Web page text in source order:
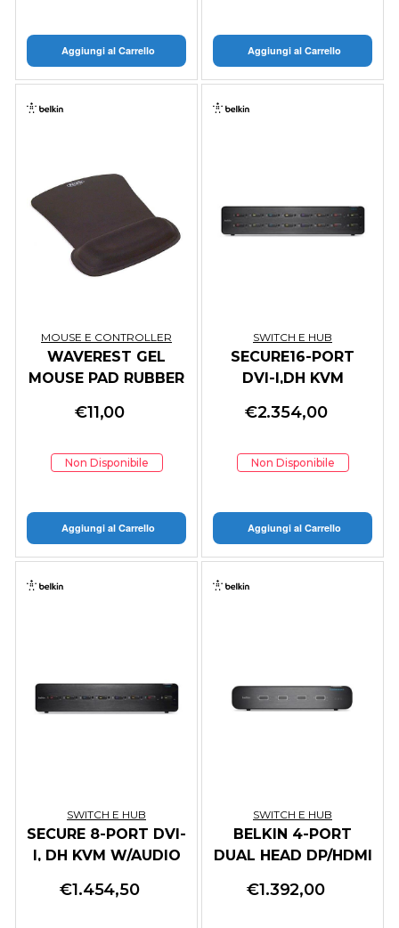
Aggiungi al Carrello Aggiungi al Carrello
MOUSE E CONTROLLER
WAVEREST GEL
MOUSE PAD RUBBER
TOP
€11,00
Non Disponibile
Aggiungi al Carrello
SWITCH E HUB
SECURE16-PORT
DVI-I,DH KVM
PP 3.0
€2.354,00
Non Disponibile
Aggiungi al Carrello
SWITCH E HUB
SECURE 8-PORT DVI-
I, DH KVM W/AUDIO
€1.454,50
SWITCH E HUB
BELKIN 4-PORT
DUAL HEAD DP/HDMI
S
€1.392,00